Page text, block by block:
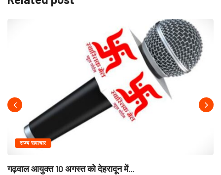
राज्य समाचार
गढ़वाल आयुक्त 10 अगस्त को देहरादून में...